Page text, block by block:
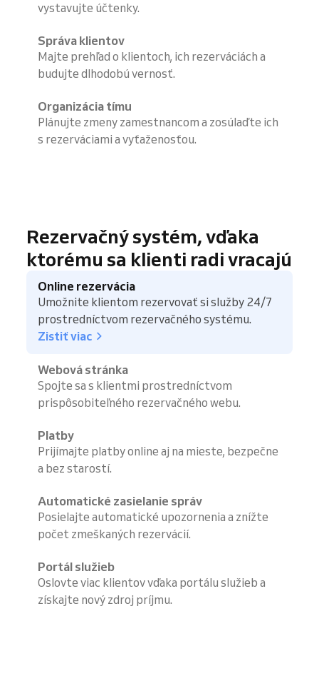
vystavujte účtenky.
Správa klientov
Majte prehľad o klientoch, ich rezerváciách a
budujte dlhodobú vernosť.
Organizácia tímu
Plánujte zmeny zamestnancom a zosúlaďte ich
s rezerváciami a vyťaženosťou.
Rezervačný systém, vďaka
ktorému sa klienti radi vracajú
Online rezervácia
Umožnite klientom rezervovať si služby 24/7
prostredníctvom rezervačného systému.
Zistiť viac
Webová stránka
Spojte sa s klientmi prostredníctvom
prispôsobiteľného rezervačného webu.
Platby
Prijímajte platby online aj na mieste, bezpečne
a bez starostí.
Automatické zasielanie správ
Posielajte automatické upozornenia a znížte
počet zmeškaných rezervácií.
Portál služieb
Oslovte viac klientov vďaka portálu služieb a
získajte nový zdroj príjmu.